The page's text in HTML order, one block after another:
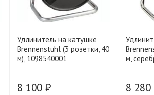
Удлинитель на катушке
Brennenstuhl (3 розетки, 40
м), 1098540001
8 100 ₽
м,
8 280